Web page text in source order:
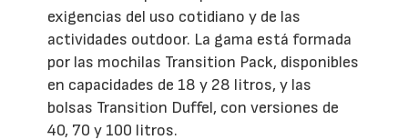
exigencias del uso cotidiano y de las
actividades outdoor. La gama está formada
por las mochilas Transition Pack, disponibles
en capacidades de 18 y 28 litros, y las
bolsas Transition Duffel, con versiones de
40, 70 y 100 litros.